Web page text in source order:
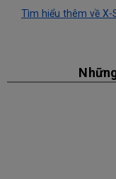
Tìm hiểu thêm về X-